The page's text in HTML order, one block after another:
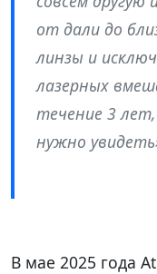
от дали до
линзы и
лазерных
течение 3
нужно
В мае 2025 года